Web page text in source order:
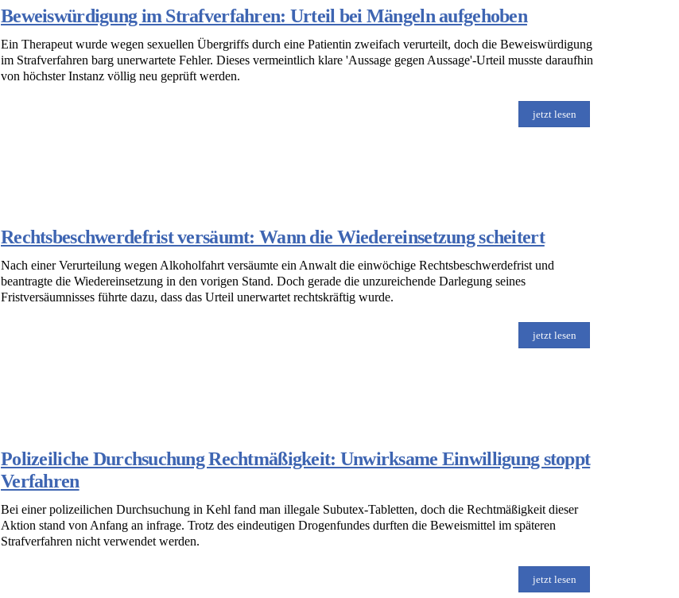
Beweiswürdigung im Strafverfahren: Urteil bei Mängeln aufgehoben
Ein Therapeut wurde wegen sexuellen Übergriffs durch eine Patientin zweifach verurteilt, doch die Beweiswürdigung
im Strafverfahren barg unerwartete Fehler. Dieses vermeintlich klare 'Aussage gegen Aussage'-Urteil musste daraufhin
von höchster Instanz völlig neu geprüft werden.
jetzt lesen
Rechtsbeschwerdefrist versäumt: Wann die Wiedereinsetzung scheitert
Nach einer Verurteilung wegen Alkoholfahrt versäumte ein Anwalt die einwöchige Rechtsbeschwerdefrist und
beantragte die Wiedereinsetzung in den vorigen Stand. Doch gerade die unzureichende Darlegung seines
Fristversäumnisses führte dazu, dass das Urteil unerwartet rechtskräftig wurde.
jetzt lesen
Polizeiliche Durchsuchung Rechtmäßigkeit: Unwirksame Einwilligung stoppt
Verfahren
Bei einer polizeilichen Durchsuchung in Kehl fand man illegale Subutex-Tabletten, doch die Rechtmäßigkeit dieser
Aktion stand von Anfang an infrage. Trotz des eindeutigen Drogenfundes durften die Beweismittel im späteren
Strafverfahren nicht verwendet werden.
jetzt lesen